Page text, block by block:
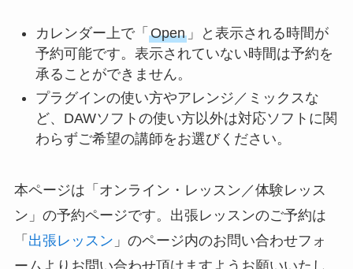
カレンダー上で「 Open」と表示される時間が
予約可能です。表示されていない時間は予約を
承ることができません。
プラグインの使い方やアレンジ／ミックスな
ど、DAWソフトの使い方以外は対応ソフトに関
わらずご希望の講師をお選びください。
本ページは「オンライン・レッスン／体験レッス
ン」の予約ページです。出張レッスンのご予約は
「 出張レッスン 」のページ内のお問い合わせフォ